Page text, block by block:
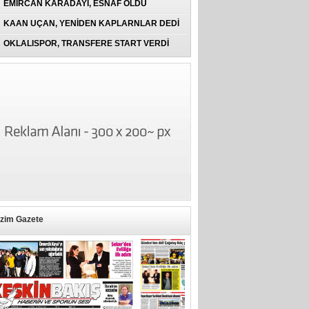
EMİRCAN KARADAYI, ESNAF OLDU
KAAN UÇAN, YENİDEN KAPLARNLAR DEDİ
OKLALISPOR, TRANSFERE START VERDİ
Gazete